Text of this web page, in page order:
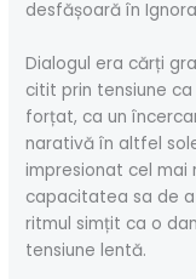
desfășoară în
Dialogul era cărți
citit prin tensiune
forțat, ca un
narativă în altfel
impresionat cel
capacitatea sa de
ritmul simțit ca o
tensiune lentă.